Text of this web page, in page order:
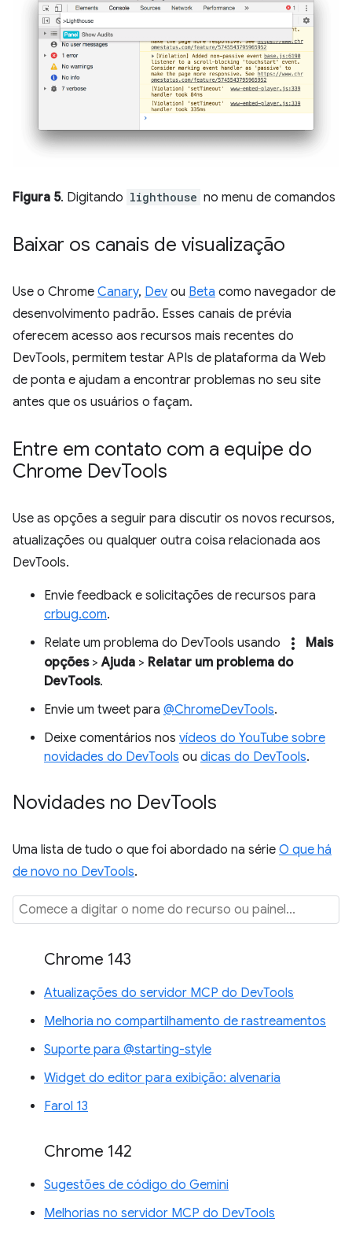
Figura 5. Digitando lighthouse no menu de comandos
Baixar os canais de visualização
Use o Chrome Canary, Dev ou Beta como navegador de
desenvolvimento padrão. Esses canais de prévia
oferecem acesso aos recursos mais recentes do
DevTools, permitem testar APIs de plataforma da Web
de ponta e ajudam a encontrar problemas no seu site
antes que os usuários o façam.
Entre em contato com a equipe do
Chrome DevTools
Use as opções a seguir para discutir os novos recursos,
atualizações ou qualquer outra coisa relacionada aos
DevTools.
Envie feedback e solicitações de recursos para
crbug.com.
Relate um problema do DevTools usando
more_vert
Mais
opções>Ajuda > Relatar um problema do
DevTools.
Envie um tweet para @ChromeDevTools.
Deixe comentários nos vídeos do YouTube sobre
novidades do DevTools ou dicas do DevTools.
Novidades no DevTools
Uma lista de tudo o que foi abordado na série O que há
de novo no DevTools.
Chrome 143
Atualizações do servidor MCP do DevTools
Melhoria no compartilhamento de rastreamentos
Suporte para @starting-style
Widget do editor para exibição: alvenaria
Farol 13
Chrome 142
Sugestões de código do Gemini
Melhorias no servidor MCP do DevTools